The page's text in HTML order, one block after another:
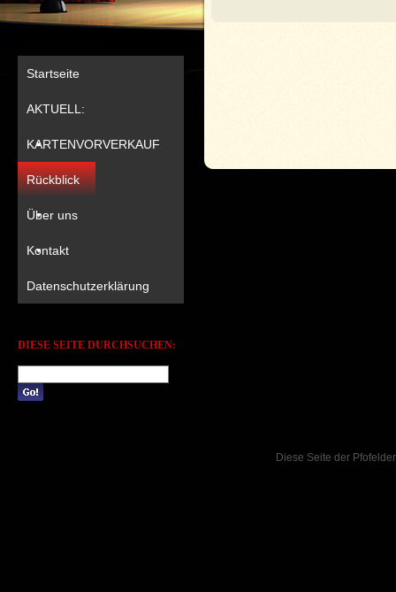
Startseite
AKTUELL:
KARTENVORVERKAUF
Rückblick
Über uns
Kontakt
Datenschutzerklärung
DIESE SEITE DURCHSUCHEN:
Diese Seite der